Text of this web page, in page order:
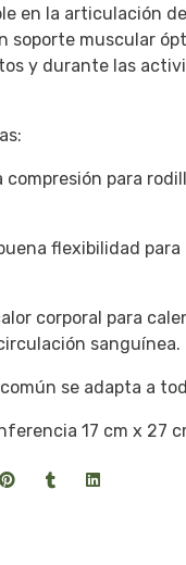
en la articulación
soporte muscular
y durante las
compresión para
flexibilidad
corporal para
sanguínea.
se adapta a
17 cm x 27